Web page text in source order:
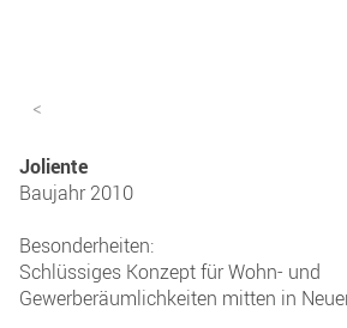
<
Joliente
Baujahr 2010
Besonderheiten:
Schlüssiges Konzept für Wohn- und
Gewerberäumlichkeiten mitten in